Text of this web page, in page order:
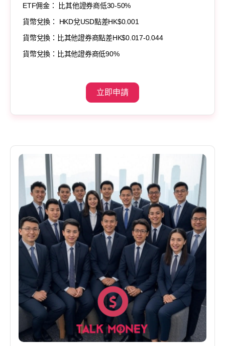
ETF佣金： 比其他證券商低30-50%
貨幣兌換： HKD兌USD點差HK$0.001
貨幣兌換：比其他證券商點差HK$0.017-0.044
貨幣兌換：比其他證券商低90%
立即申請